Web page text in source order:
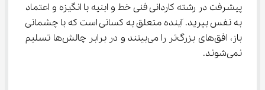
پیشرفت در رشته کاردانی فنی خط و ابنیه با انگیزه و اعتماد
به نفس بپرید. آینده متعلق به کسانی است که با چشمانی
باز، افق‌های بزرگ‌تر را می‌بینند و در برابر چالش‌ها تسلیم
نمی‌شوند.